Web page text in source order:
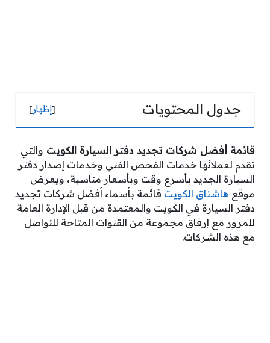
جدول المحتويات [إظهار]
قائمة أفضل شركات تجديد دفتر السيارة الكويت والتي
تقدم لعملائها خدمات الفحص الفني وخدمات إصدار دفتر
السيارة الجديد بأسرع وقت وبأسعار مناسبة، ويعرض
موقع هاشتاق الكويت قائمة بأسماء أفضل شركات تجديد
دفتر السيارة في الكويت والمعتمدة من قبل الإدارة العامة
للمرور مع إرفاق مجموعة من القنوات المتاحة للتواصل
مع هذه الشركات.